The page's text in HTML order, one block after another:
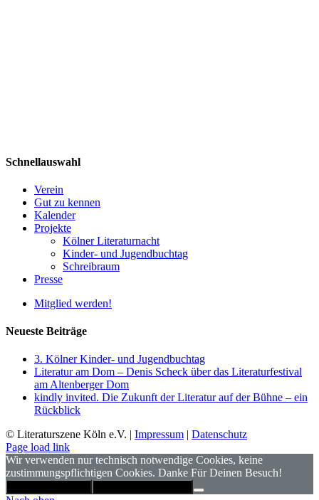
Schnellauswahl
Verein
Gut zu kennen
Kalender
Projekte
Kölner Literaturnacht
Kinder- und Jugendbuchtag
Schreibraum
Presse
Mitglied werden!
Neueste Beiträge
3. Kölner Kinder- und Jugendbuchtag
Literatur am Dom – Denis Scheck über das Literaturfestival
am Altenberger Dom
kindly invited. Die Zukunft der Literatur auf der Bühne – ein
Rückblick
© Literaturszene Köln e.V. | Impressum
Datenschutz
Page load link
Wir verwenden nur technisch notwendige Cookies, keine
zustimmungspflichtigen Cookies. Danke Für Deinen Besuch!